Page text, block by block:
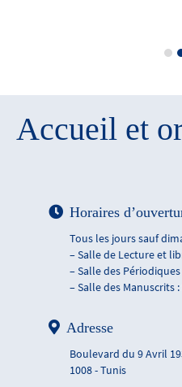
Accueil et
Horaires
Tous les jours sauf
– Salle de Lecture et
– Salle des Périodiques
– Salle des Manuscrits :
Adresse
Boulevard du 9 Avril
1008 - Tunis